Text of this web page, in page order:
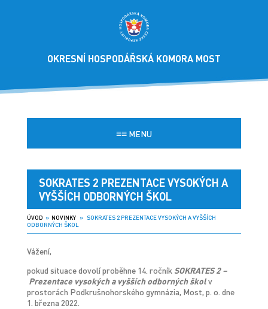
OKRESNÍ HOSPODÁŘSKÁ KOMORA MOST
≡≡MENU
SOKRATES 2 PREZENTACE VYSOKÝCH A
VYŠŠÍCH ODBORNÝCH ŠKOL
ÚVOD » NOVINKY» SOKRATES 2 PREZENTACE VYSOKÝCH A VYŠŠÍCH
ODBORNÝCH ŠKOL
Vážení,
pokud situace dovolí proběhne 14. ročník SOKRATES 2 –
Prezentace vysokých a vyšších odborných školv
prostorách Podkrušnohorského gymnázia, Most, p. o. dne
1. března 2022.